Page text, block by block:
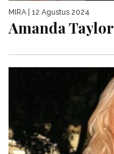
MIRA | 12 Agustus 2024
Amanda Taylor